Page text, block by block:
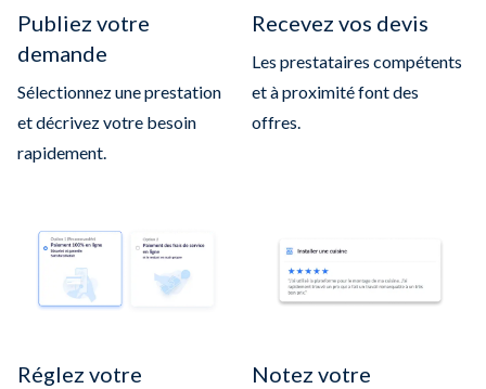
Publiez votre
demande
Sélectionnez une prestation
et décrivez votre besoin
rapidement.
Recevez vos devis
Les prestataires compétents
et à proximité font des
offres.
Réglez votre
Notez votre